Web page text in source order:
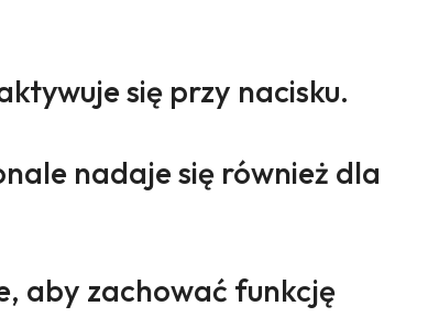
się przy nacisku.
nadaje się również dla
aby zachować funkcję